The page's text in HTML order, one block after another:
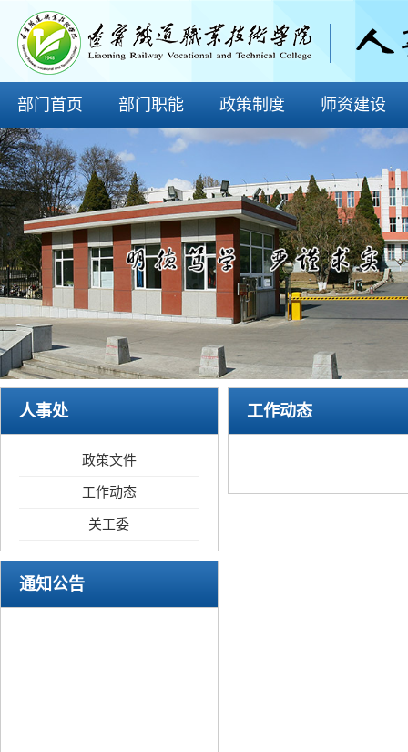
部门首页 部门职能 政策制度 师资建设
人事处
政策文件
工作动态
关工委
通知公告
工作动态